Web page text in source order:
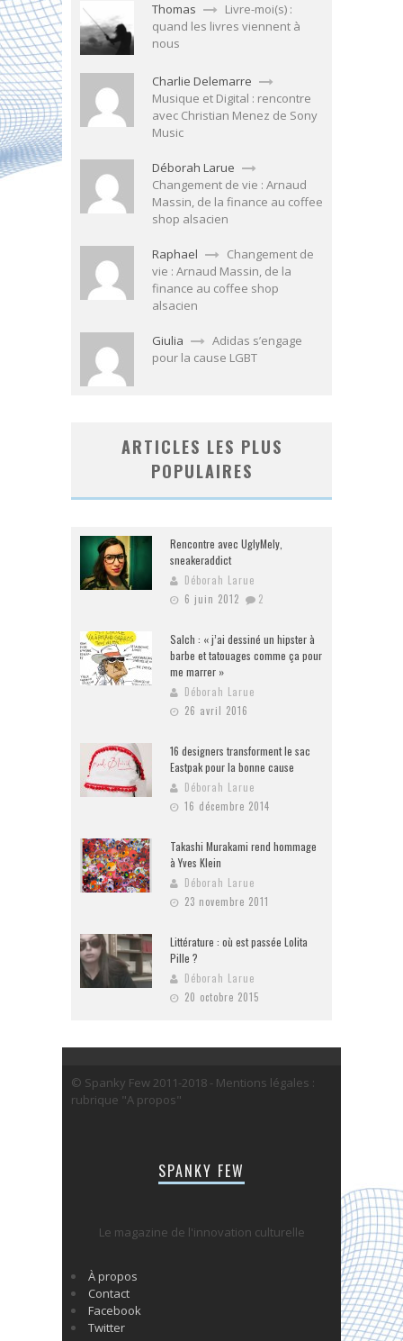
Thomas
Livre-moi(s) :
quand les livres viennent à
nous
Charlie Delemarre
Musique et Digital : rencontre
avec Christian Menez de Sony
Music
Déborah Larue
Changement de vie : Arnaud
Massin, de la finance au coffee
shop alsacien
Raphael
Changement de
vie : Arnaud Massin, de la
finance au coffee shop
alsacien
Giulia
Adidas s’engage
pour la cause LGBT
ARTICLES LES PLUS
POPULAIRES
Rencontre avec UglyMely,
sneakeraddict
Déborah Larue
6 juin 2012
2
Salch : « j’ai dessiné un hipster à
barbe et tatouages comme ça pour
me marrer »
Déborah Larue
26 avril 2016
16 designers transforment le sac
Eastpak pour la bonne cause
Déborah Larue
16 décembre 2014
Takashi Murakami rend hommage
à Yves Klein
Déborah Larue
23 novembre 2011
Littérature : où est passée Lolita
Pille ?
Déborah Larue
20 octobre 2015
© Spanky Few 2011-2018 - Mentions légales :
rubrique "A propos"
SPANKY FEW
Le magazine de l'innovation culturelle
À propos
Contact
Facebook
Twitter